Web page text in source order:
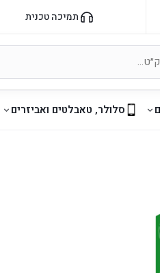
תמיכה טכנית
סלולר, טאבלטים ואביזרים